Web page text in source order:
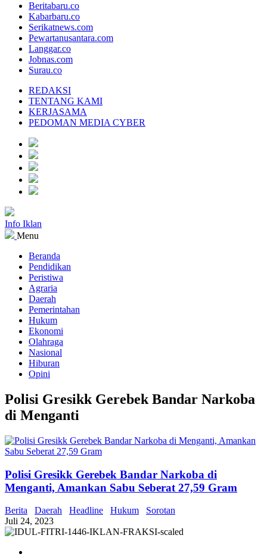
Beritabaru.co
Kabarbaru.co
Serikatnews.com
Pewartanusantara.com
Langgar.co
Jobnas.com
Surau.co
REDAKSI
TENTANG KAMI
KERJASAMA
PEDOMAN MEDIA CYBER
Info Iklan
Menu
Beranda
Pendidikan
Peristiwa
Agraria
Daerah
Pemerintahan
Hukum
Ekonomi
Olahraga
Nasional
Hiburan
Opini
Polisi Gresikk Gerebek Bandar Narkoba
di Menganti
Polisi Gresikk Gerebek Bandar Narkoba di
Menganti, Amankan Sabu Seberat 27,59 Gram
Berita Daerah Headline Hukum
Sorotan
Juli 24, 2023